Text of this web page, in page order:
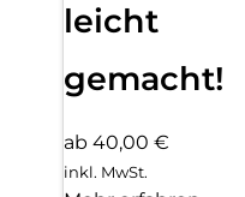
leicht
gemacht!
ab 40,00 €
inkl. MwSt.